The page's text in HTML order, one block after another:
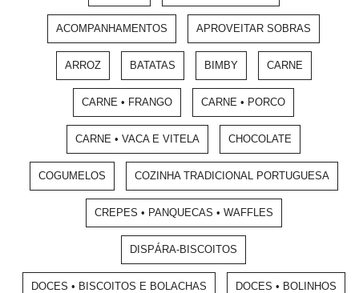
ACOMPANHAMENTOS APROVEITAR SOBRAS
ARROZ BATATAS BIMBY CARNE
CARNE • FRANGO CARNE • PORCO
CARNE • VACA E VITELA CHOCOLATE
COGUMELOS COZINHA TRADICIONAL PORTUGUESA
CREPES • PANQUECAS • WAFFLES
DISPÁRA-BISCOITOS
DOCES • BISCOITOS E BOLACHAS DOCES • BOLINHOS